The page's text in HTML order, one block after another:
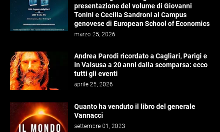
presentazione del volume di Giovanni
Tonini e Cecilia Sandroni al Campus
genovese di European School of Economics
marzo 25, 2026
Andrea Parodi ricordato a Cagliari, Parigi e
in Valsusa a 20 anni dalla scomparsa: ecco
tutti gli eventi
aprile 25, 2026
Quanto ha venduto il libro del generale
Vannacci
settembre 01, 2023